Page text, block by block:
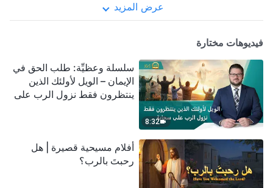
عرض المزيد
فيديوهات مختارة
8:32
سلسلة وعظيِّة: طلب الحق في
الإيمان – الويل لأولئك الذين
ينتظرون فقط نزول الرب على
أفلام مسيحية قصيرة | هل
رحبتَ بالرب؟